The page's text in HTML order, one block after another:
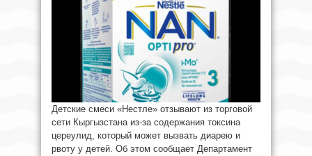
Детские смеси «Нестле» отзывают из торговой
сети Кыргызстана из-за содержания токсина
цереулид, который может вызвать диарею и
рвоту у детей. Об этом сообщает Департамент